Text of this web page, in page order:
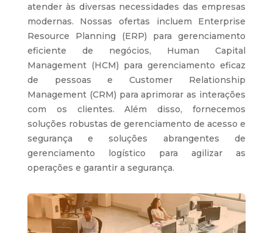
atender às diversas necessidades das empresas
modernas. Nossas ofertas incluem Enterprise
Resource Planning (ERP) para gerenciamento
eficiente de negócios, Human Capital
Management (HCM) para gerenciamento eficaz
de pessoas e Customer Relationship
Management (CRM) para aprimorar as interações
com os clientes. Além disso, fornecemos
soluções robustas de gerenciamento de acesso e
segurança e soluções abrangentes de
gerenciamento logístico para agilizar as
operações e garantir a segurança.